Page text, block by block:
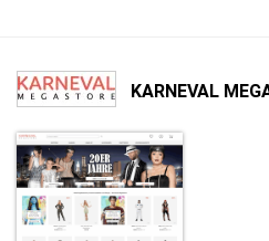
KARNEVAL